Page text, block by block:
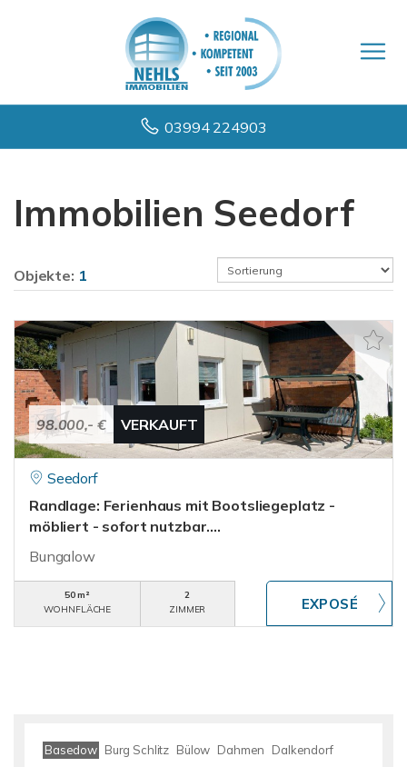
03994 224903
Immobilien Seedorf
Objekte: 1
98.000,- € VERKAUFT
Seedorf
Randlage: Ferienhaus mit Bootsliegeplatz -
möbliert - sofort nutzbar....
Bungalow
50 m²
WOHNFLÄCHE
2
ZIMMER
Basedow Burg Schlitz Bülow Dahmen
Dalkendorf